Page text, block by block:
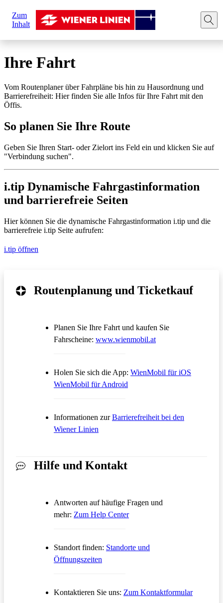
Zum
Inhalt
sind
hier:
Startseite Ihre Fahrt Route planen
Ihre Fahrt
Vom Routenplaner über Fahrpläne bis hin zu Hausordnung und
Barrierefreiheit: Hier finden Sie alle Infos für Ihre Fahrt mit den
Öffis.
So planen Sie Ihre Route
Geben Sie Ihren Start- oder Zielort ins Feld ein und klicken Sie auf
"Verbindung suchen".
i.tip Dynamische Fahrgastinformation
und barrierefreie Seiten
Hier können Sie die dynamische Fahrgastinformation i.tip und die
barrierefreie i.tip Seite aufrufen:
i.tip öffnen
Routenplanung und Ticketkauf
Planen Sie Ihre Fahrt und kaufen Sie
Fahrscheine: www.wienmobil.atÖffnet in einem
Holen Sie sich die App: WienMobil für iOS
WienMobil für Android
Informationen zurBarrierefreiheit bei den
Wiener Linien
Hilfe und Kontakt
Antworten auf häufige Fragen und
mehr: Zum Help CenterÖffnet in einem neuen Tab
Standort finden: Standorte und
Öffnungszeiten
Kontaktieren Sie uns: Zum KontaktformularÖffnet in